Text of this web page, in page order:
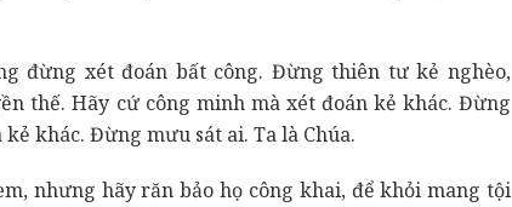
đừng xét đoán bất công. Đừng thiên tư kẻ nghèo,
thế. Hãy cứ công minh mà xét đoán kẻ khác. Đừng
khác. Đừng mưu sát ai. Ta là Chúa.
nhưng hãy răn bảo họ công khai, để khỏi mang tội